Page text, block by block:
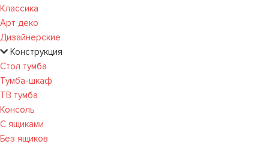
Классика
Арт деко
Дизайнерские
Конструкция
Стол тумба
Тумба-шкаф
ТВ тумба
Консоль
С ящиками
Без ящиков